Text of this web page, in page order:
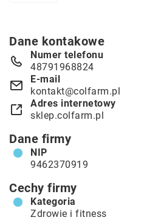
Dane kontakowe
Numer telefonu
48791968824
E-mail
kontakt@colfarm.pl
Adres internetowy
sklep.colfarm.pl
Dane firmy
NIP
9462370919
Cechy firmy
Kategoria
Zdrowie i fitness